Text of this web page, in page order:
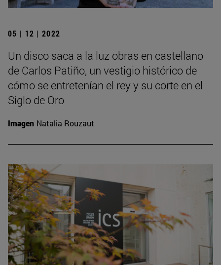
05 | 12 | 2022
Un disco saca a la luz obras en castellano
de Carlos Patiño, un vestigio histórico de
cómo se entretenían el rey y su corte en el
Siglo de Oro
Imagen Natalia Rouzaut